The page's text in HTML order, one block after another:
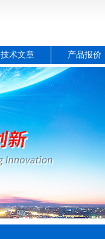
技术文章 产品报价